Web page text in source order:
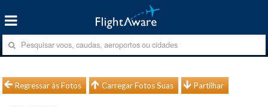
Regressar às Fotos Carregar Fotos Suas Partilhar